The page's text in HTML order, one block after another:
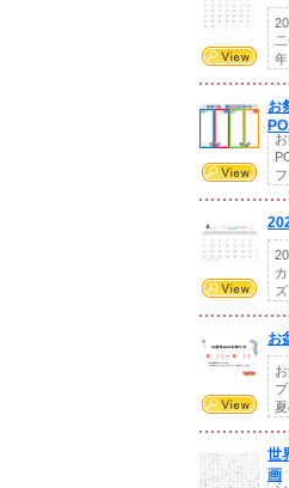
お
お
世
画